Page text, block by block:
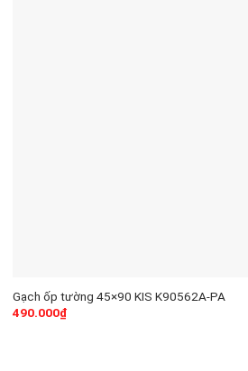
Gạch ốp tường 45×90 KIS K90562A-PA
490.000₫